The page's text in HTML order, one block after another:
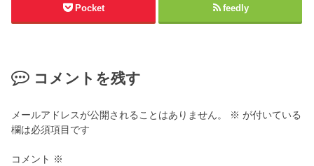
Pocket feedly
コメントを残す
メールアドレスが公開されることはありません。 ※ が付いている
欄は必須項目です
コメント ※